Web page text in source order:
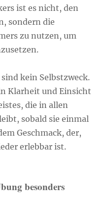
ist es nicht, den
sondern die
zu nutzen, um
kein Selbstzweck.
Klarheit und Einsicht
die in allen
sobald sie einmal
Geschmack, der,
erlebbar ist.
besonders